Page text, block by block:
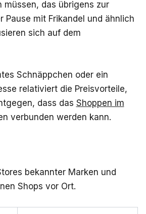
das übrigens zur
Pause mit Frikandel und ähnlich
sich auf dem
Schnäppchen oder ein
relativiert die Preisvorteile,
dass das Shoppen im
verbunden werden kann.
bekannter Marken und
Shops vor Ort.